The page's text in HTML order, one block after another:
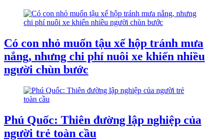
Có con nhỏ muốn tậu xế hộp tránh mưa
nắng, nhưng chi phí nuôi xe khiến nhiều
người chùn bước
Phú Quốc: Thiên đường lập nghiệp của
người trẻ toàn cầu